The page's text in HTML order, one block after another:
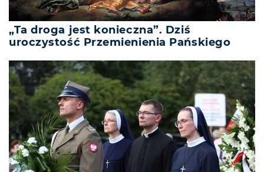
„Ta droga jest konieczna”. Dziś
uroczystość Przemienienia Pańskiego